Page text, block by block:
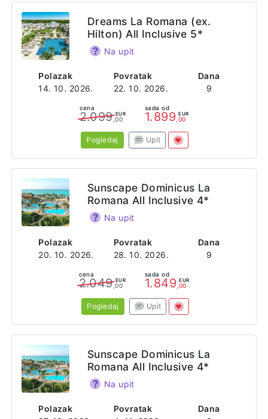
Polazak
14. 10. 2026.
Povratak
22. 10. 2026.
Dana
9
Dreams La Romana (ex.
Hilton) All Inclusive 5*
Na upit
cena
2.099 EUR
,00
sada od
1.899 EUR
,00
Pogledaj Upit
Polazak
20. 10. 2026.
Povratak
28. 10. 2026.
Dana
9
Sunscape Dominicus La
Romana All Inclusive 4*
Na upit
cena
2.049 EUR
,00
sada od
1.849 EUR
,00
Pogledaj Upit
Polazak
Povratak
Dana
Sunscape Dominicus La
Romana All Inclusive 4*
Na upit